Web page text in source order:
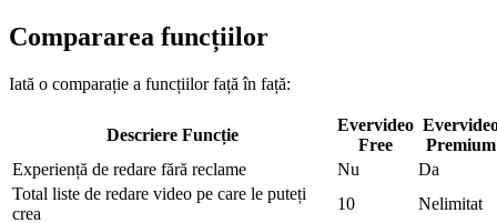
Compararea funcțiilor
Iată o comparație a funcțiilor față în față:
Descriere Funcție
Evervideo
Free
Premium
Experiență de redare fără reclame
Nu
Da
Total liste de redare video pe care le puteți
crea
10 Nelimitat